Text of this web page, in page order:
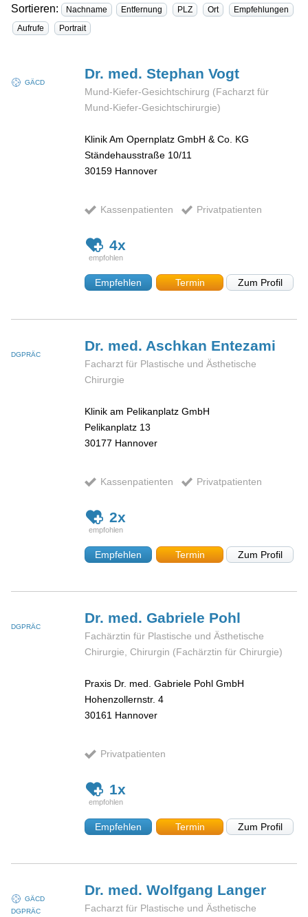
Sortieren: Nachname Entfernung PLZ Ort
Empfehlungen
Aufrufe
Portrait
GÄCD
Dr. med. StephanVogt
Mund-Kiefer-Gesichtschirurg (Facharzt für
Mund-Kiefer-Gesichtschirurgie)
Klinik Am Opernplatz GmbH & Co. KG
Ständehausstraße 10/11
30159 Hannover
Kassenpatienten Privatpatienten
4x
Empfehlen Termin Zum Profil
DGPRÄC
Dr. med. Aschkan Entezami
Facharzt für Plastische und Ästhetische
Chirurgie
Klinik am Pelikanplatz GmbH
Pelikanplatz 13
30177 Hannover
Kassenpatienten Privatpatienten
2x
Empfehlen Termin Zum Profil
DGPRÄC
Dr. med. Gabriele Pohl
Fachärztin für Plastische und Ästhetische
Chirurgie, Chirurgin (Fachärztin für Chirurgie)
Praxis Dr. med. Gabriele Pohl GmbH
Hohenzollernstr. 4
30161 Hannover
Privatpatienten
1x
Empfehlen Termin Zum Profil
GÄCD
DGPRÄC
Dr. med. Wolfgang Langer
Facharzt für Plastische und Ästhetische